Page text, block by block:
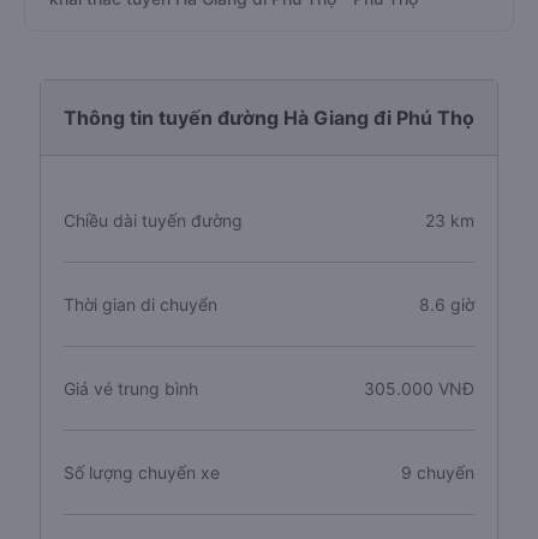
Thông tin tuyến đường Hà Giang đi Phú Thọ
Chiều dài tuyến đường 23 km
Thời gian di chuyển 8.6 giờ
Giá vé trung bình 305.000 VNĐ
Số lượng chuyến xe 9 chuyến